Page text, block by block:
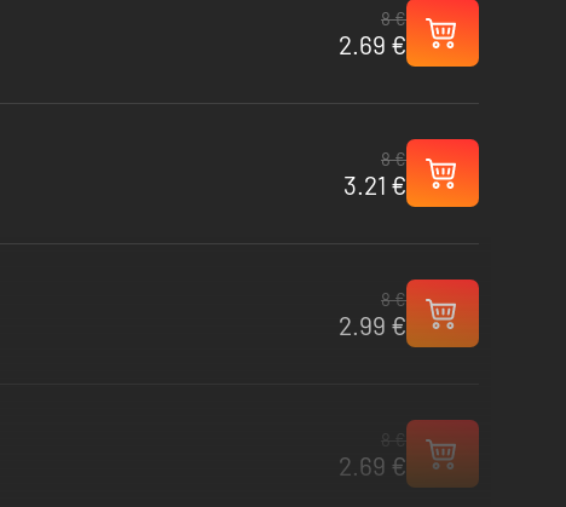
8 €
2.69 €
8 €
3.21 €
8 €
2.99 €
2.69 €